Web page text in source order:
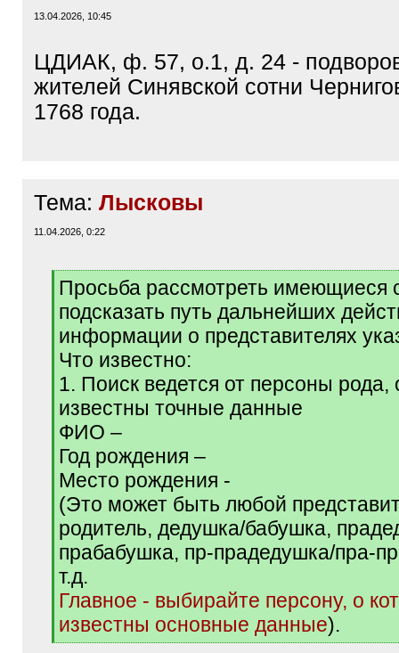
13.04.2026, 10:45
ЦДИАК, ф. 57, о.1, д. 24 -
жителей Синявской сотни
1768 года.
Тема: Лысковы
11.04.2026, 0:22
[
qПросьба рассмотреть имеющиеся
подсказать путь дальнейших
информации о представителях
Что известно:
1. Поиск ведется от персоны рода,
известны точные данные
ФИО –
Год рождения –
Место рождения -
(Это может быть любой
родитель, дедушка/бабушка,
прабабушка, пр-прадедушка/пра-
т.д.
Главное - выбирайте персону, о
известны основные данные).
[